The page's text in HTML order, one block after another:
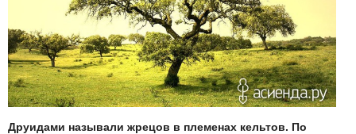
Друидами называли жрецов в племенах кельтов. По